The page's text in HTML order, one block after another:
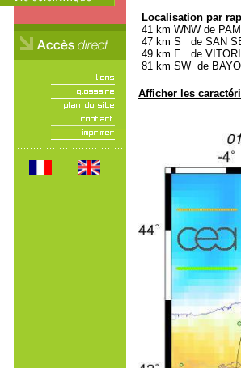
Localisation par
41 km WNW de
47 km S de SAN
49 km E de
81 km SW de
Afficher les